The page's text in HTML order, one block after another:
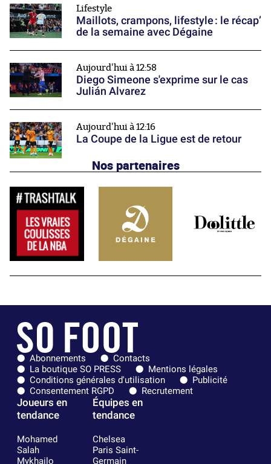
Lifestyle
Maillots, crampons, lifestyle : le récap’
de la semaine avec Dégaine
Aujourd'hui à 12:58
Diego Simeone s'exprime sur le cas
Julián Alvarez
Aujourd'hui à 12:16
La Coupe de la Ligue est de retour
Nos partenaires
Abonnements
Contacts
La boutique SO PRESS
Mentions légales
Conditions générales d'utilisation
Publicité
Consentement RGPD
Recrutement
Joueurs en
tendance
Mohamed
Salah
Mykhailo
Équipes en
tendance
Chelsea
Paris Saint-
Germain